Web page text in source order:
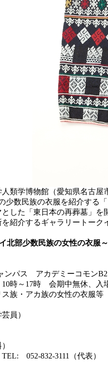
類学博物館（愛知県名古
少数民族の衣服を紹介する
した「東日本の再葬墓」を
介するギャラリートーク
部少数民族の女性の衣服～
パス アカデミーコモンB2
10時～17時 会期中無休、入
族・アカ族の女性の衣服等
員）
052-832-3111（代表）